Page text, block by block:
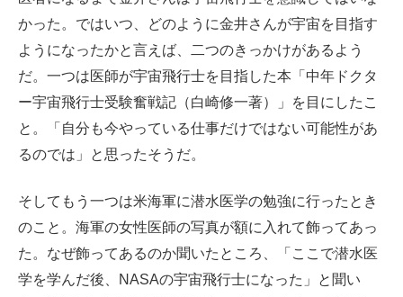
かった。ではいつ、どのように金井さんが宇宙を目指す
ようになったかと言えば、二つのきっかけがあるよう
だ。一つは医師が宇宙飛行士を目指した本「中年ドクタ
ー宇宙飛行士受験奮戦記（白崎修一著）」を目にしたこ
と。「自分も今やっている仕事だけではない可能性があ
るのでは」と思ったそうだ。
そしてもう一つは米海軍に潜水医学の勉強に行ったとき
のこと。海軍の女性医師の写真が額に入れて飾ってあっ
た。なぜ飾ってあるのか聞いたところ、「ここで潜水医
学を学んだ後、NASAの宇宙飛行士になった」と聞い